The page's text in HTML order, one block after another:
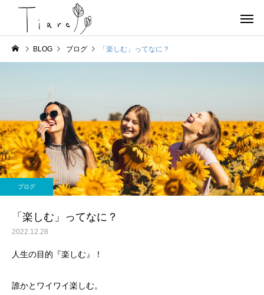
お店情報
京都北部 宮津で唯一の女
性専用のコンディショニン
グサロンTiare（ティアレ）
のご紹介
ヨガ
OHAYOGA 25/7/27開
【参加者募集】
BLOG ブログ 「楽しむ」ってなに？
ブログ
「楽しむ」ってなに？
2022.12.28
人生の目的『楽しむ』！
誰かとワイワイ楽しむ。